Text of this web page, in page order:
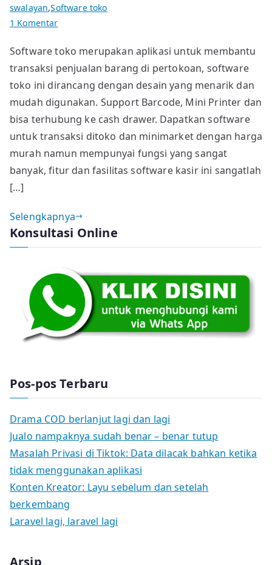
swalayan,Software toko
1 Komentarpada
KASIR
TOKO
HARGA
MURAH.
MULTI
SATUAN,
MULTI
HARGA
Software toko merupakan aplikasi untuk membantu
transaksi penjualan barang di pertokoan, software
toko ini dirancang dengan desain yang menarik dan
mudah digunakan. Support Barcode, Mini Printer dan
bisa terhubung ke cash drawer. Dapatkan software
untuk transaksi ditoko dan minimarket dengan harga
murah namun mempunyai fungsi yang sangat
banyak, fitur dan fasilitas software kasir ini sangatlah
[…]
Selengkapnya
Konsultasi Online
Pos-pos Terbaru
Drama COD berlanjut lagi dan lagi
Jualo nampaknya sudah benar – benar tutup
Masalah Privasi di Tiktok: Data dilacak bahkan ketika
tidak menggunakan aplikasi
Konten Kreator: Layu sebelum dan setelah
berkembang
Laravel lagi, laravel lagi
Arsip